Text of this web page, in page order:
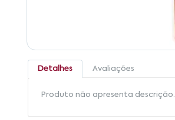
Detalhes Avaliações
Produto não apresenta descrição.